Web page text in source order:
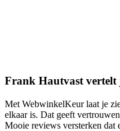
Frank Hautvast vertelt
Met WebwinkelKeur laat je
elkaar is. Dat geeft
Mooie reviews versterken dat